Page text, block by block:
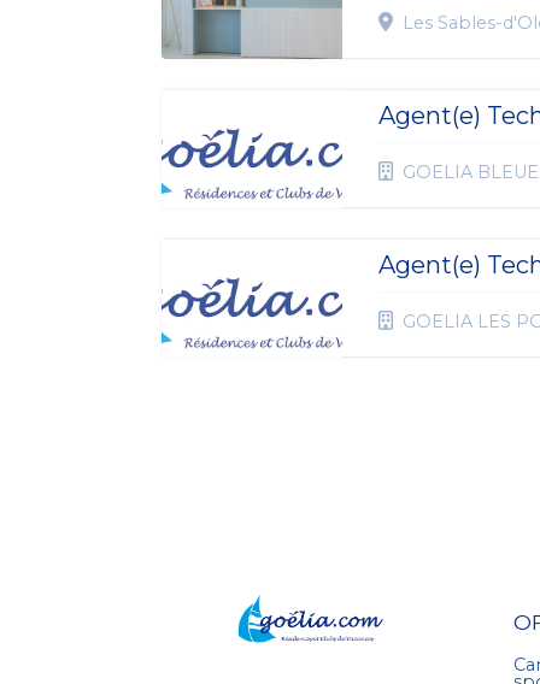
Les Sables-
Agent(e)
GOELIA
Agent(e)
GOELIA LES